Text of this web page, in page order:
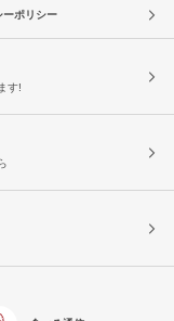
ーポリシー
す!